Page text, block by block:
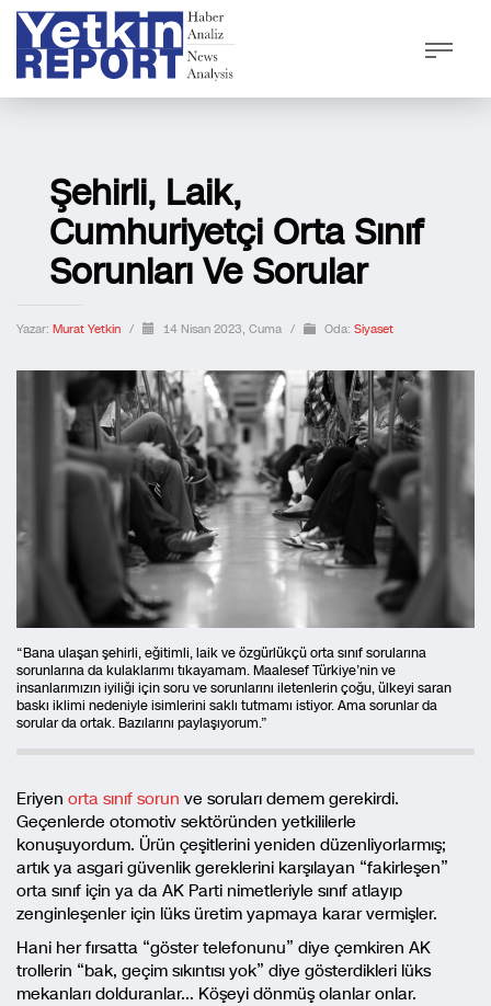
Şehirli, Laik,
Cumhuriyetçi Orta Sınıf
Sorunları Ve Sorular
Yazar: Murat Yetkin / 14 Nisan 2023, Cuma / Oda: Siyaset
“Bana ulaşan şehirli, eğitimli, laik ve özgürlükçü orta sınıf sorularına
sorunlarına da kulaklarımı tıkayamam. Maalesef Türkiye’nin ve
insanlarımızın iyiliği için soru ve sorunlarını iletenlerin çoğu, ülkeyi saran
baskı iklimi nedeniyle isimlerini saklı tutmamı istiyor. Ama sorunlar da
sorular da ortak. Bazılarını paylaşıyorum.”
Eriyen orta sınıf sorun ve soruları demem gerekirdi.
Geçenlerde otomotiv sektöründen yetkililerle
konuşuyordum. Ürün çeşitlerini yeniden düzenliyorlarmış;
artık ya asgari güvenlik gereklerini karşılayan “fakirleşen”
orta sınıf için ya da AK Parti nimetleriyle sınıf atlayıp
zenginleşenler için lüks üretim yapmaya karar vermişler.
Hani her fırsatta “göster telefonunu” diye çemkiren AK
trollerin “bak, geçim sıkıntısı yok” diye gösterdikleri lüks
mekanları dolduranlar… Köşeyi dönmüş olanlar onlar.